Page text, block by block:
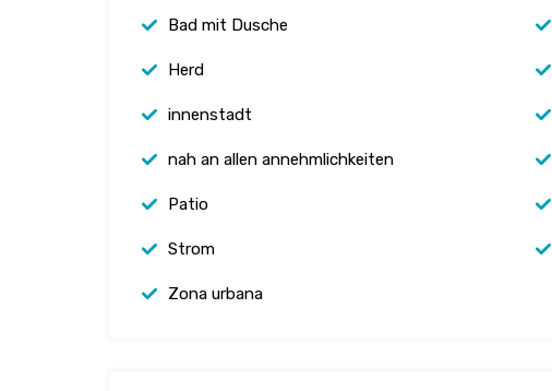
Bad mit Dusche
Herd
innenstadt
nah an allen annehmlichkeiten
Patio
Strom
Zona urbana